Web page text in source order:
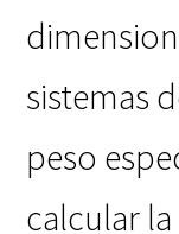
sistemas
peso
calcular